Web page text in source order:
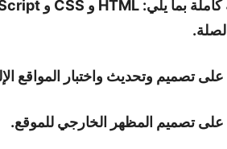
على تصميم وتحديث واختبار المواقع
على تصميم المظهر الخارجي للموقع.